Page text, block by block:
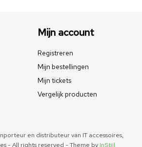
Mijn account
Registreren
Mijn bestellingen
Mijn tickets
Vergelijk producten
en distributeur van IT accessoires,
- All rights reserved - Theme by InStijl